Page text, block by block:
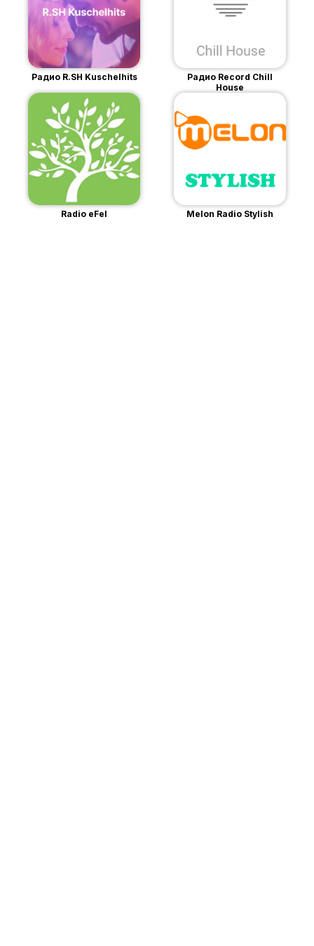
Радио R.SH Kuschelhits
Радио Record Chill
House
Radio eFel Melon Radio Stylish